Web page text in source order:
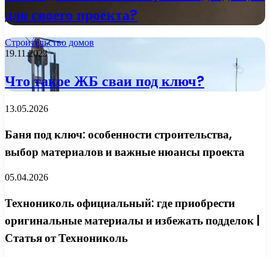
для своего проекта?
Строительство домов
19.11.2023
Что такое ЖБ сваи под ключ?
13.05.2026
Баня под ключ: особенности строительства,
выбор материалов и важные нюансы проекта
05.04.2026
Технониколь официальный: где приобрести
оригинальные материалы и избежать подделок |
Статья от Технониколь